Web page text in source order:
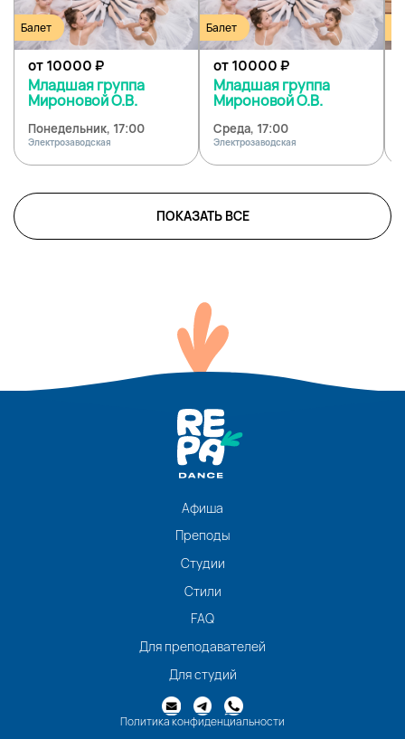
Балет
от 10000₽
Младшая группа
Мироновой О.В.
Понедельник, 17:00
Электрозаводская
Балет
от 10000₽
Младшая группа
Мироновой О.В.
Среда, 17:00
Электрозаводская
ПОКАЗАТЬ ВСЕ
Афиша
Преподы
Студии
Стили
FAQ
Для преподавателей
Для студий
Политика конфиденциальности